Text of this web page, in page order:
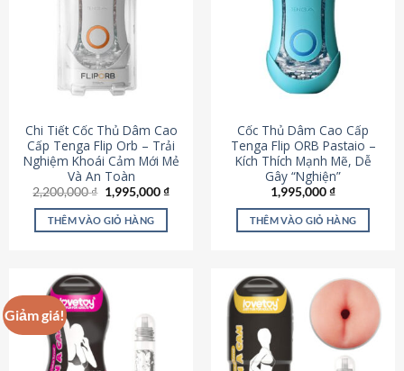
Chi Tiết Cốc Thủ Dâm Cao
Cấp Tenga Flip Orb – Trải
Nghiệm Khoái Cảm Mới Mẻ
Và An Toàn
2,200,000₫ Giá
gốc
là:
2,200,000 ₫.
1,995,000₫Giá
THÊM VÀO GIỎ HÀNG
Cốc Thủ Dâm Cao Cấp
Tenga Flip ORB Pastaio –
Kích Thích Mạnh Mẽ, Dễ
Gây “Nghiện”
1,995,000₫
THÊM VÀO GIỎ HÀNG
Giảm giá!